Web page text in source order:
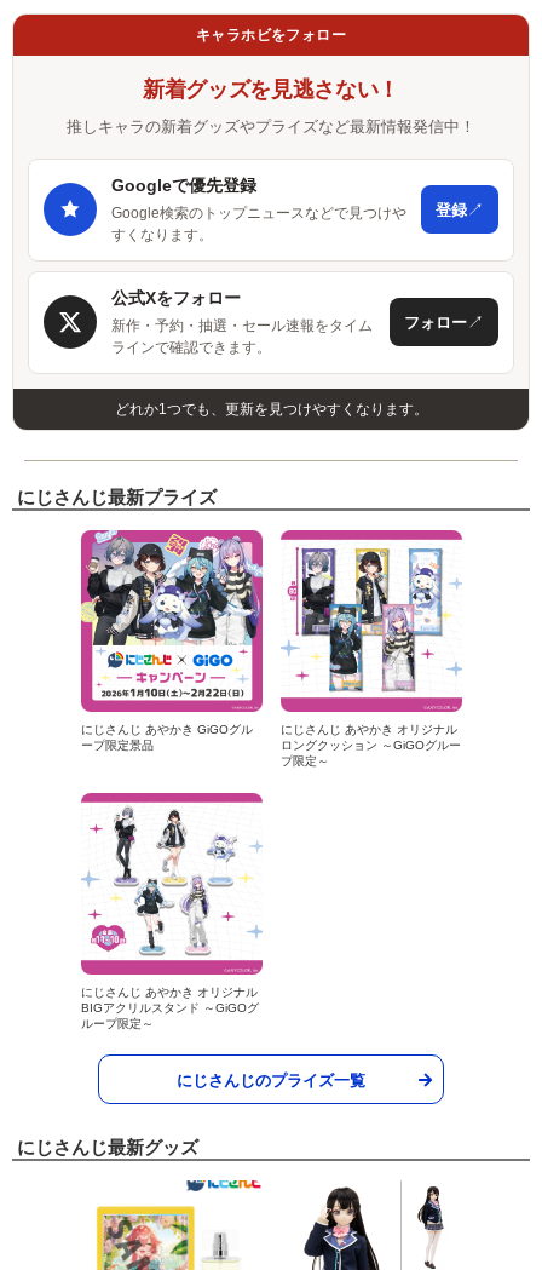
キャラホビをフォロー
新着グッズを見逃さない！
推しキャラの新着グッズやプライズなど最新情報発信中！
Googleで優先登録
Google検索のトップニュースなどで見つけや
すくなります。
登録↗
公式Xをフォロー
新作・予約・抽選・セール速報をタイム
ラインで確認できます。
フォロー↗
どれか1つでも、更新を見つけやすくなります。
にじさんじ最新プライズ
にじさんじ あやかき GiGOグル
ープ限定景品
にじさんじ あやかき オリジナル
ロングクッション ～GiGOグルー
プ限定～
にじさんじ あやかき オリジナル
BIGアクリルスタンド ～GiGOグ
ループ限定～
にじさんじのプライズ一覧
にじさんじ最新グッズ